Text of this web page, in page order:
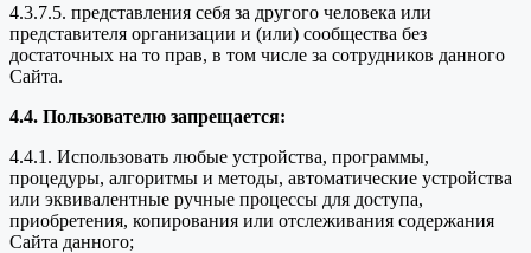
4.3.7.5. представления себя за другого человека или
представителя организации и (или) сообщества без
достаточных на то прав, в том числе за сотрудников данного
Сайта.
4.4. Пользователю запрещается:
4.4.1. Использовать любые устройства, программы,
процедуры, алгоритмы и методы, автоматические устройства
или эквивалентные ручные процессы для доступа,
приобретения, копирования или отслеживания содержания
Сайта данного;